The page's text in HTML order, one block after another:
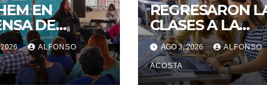
EN
DE
2026 ALFONSO
REGRESARON
CLASES A LA
UAEMéx
AGO 3, 2026 ALFONSO
ACOSTA